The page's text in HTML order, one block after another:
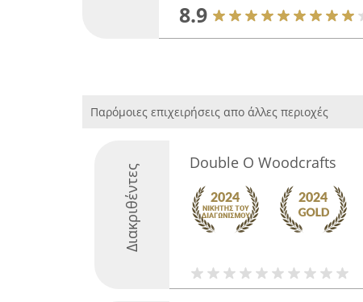
8.9
Παρόμοιες επιχειρήσεις απο άλλες περιοχές
Διακριθέντες
Double O Woodcrafts